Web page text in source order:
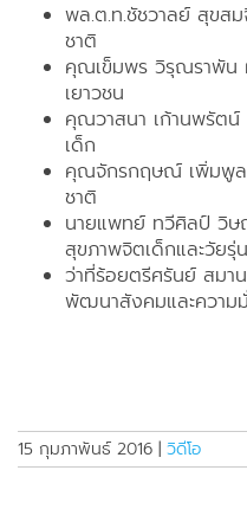
พล.ต.ท.ชัชวาลย์ สุขส
ชาติ
คุณเข็มพร วิรุณราพัน
เยาวชน
คุณวาสนา เก้านพรัต
เด็ก
คุณจักรกฤษณ์ เพิ่มพูล
ชาติ
นายแพทย์ ทวีศิลป์ วิษ
สุขภาพจิตเด็กและวัยรุ่น
ว่าที่ร้อยตรีศรันย์ สมา
พัฒนาสังคมและความ
15 กุมภาพันธ์ 2016 | วิดีโอ